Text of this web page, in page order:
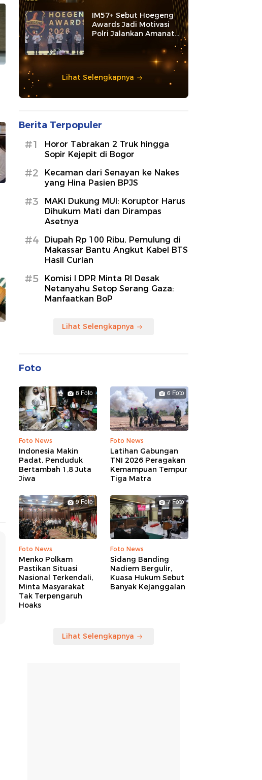
IM57+ Sebut Hoegeng
Awards Jadi Motivasi
Polri Jalankan Amanat
Lihat Selengkapnya
Berita Terpopuler
#1
Horor Tabrakan 2 Truk hingga
Sopir Kejepit di Bogor
#2
Kecaman dari Senayan ke Nakes
yang Hina Pasien BPJS
#3
MAKI Dukung MUI: Koruptor Harus
Dihukum Mati dan Dirampas
Asetnya
#4
Diupah Rp 100 Ribu, Pemulung di
Makassar Bantu Angkut Kabel BTS
Hasil Curian
#5
Komisi I DPR Minta RI Desak
Netanyahu Setop Serang Gaza:
Manfaatkan BoP
Lihat Selengkapnya
Foto
8 Foto
Foto News
Indonesia Makin
Padat, Penduduk
Bertambah 1,8 Juta
Jiwa
6 Foto
Foto News
Latihan Gabungan
TNI 2026 Peragakan
Kemampuan Tempur
Tiga Matra
9 Foto
Foto News
Menko Polkam
Pastikan Situasi
Nasional Terkendali,
Minta Masyarakat
Tak Terpengaruh
Hoaks
7 Foto
Foto News
Sidang Banding
Nadiem Bergulir,
Kuasa Hukum Sebut
Banyak Kejanggalan
Lihat Selengkapnya